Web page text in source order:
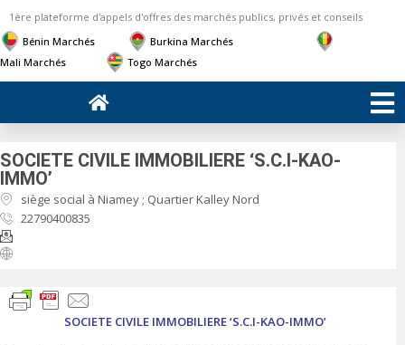
1ère plateforme d'appels d'offres des marchés publics, privés et conseils
Bénin Marchés
Burkina Marchés
Mali Marchés
Togo Marchés
SOCIETE CIVILE IMMOBILIERE ‘S.C.I-KAO-
IMMO’
siège social à Niamey ; Quartier Kalley Nord
22790400835
SOCIETE CIVILE IMMOBILIERE ‘S.C.I-KAO-IMMO’